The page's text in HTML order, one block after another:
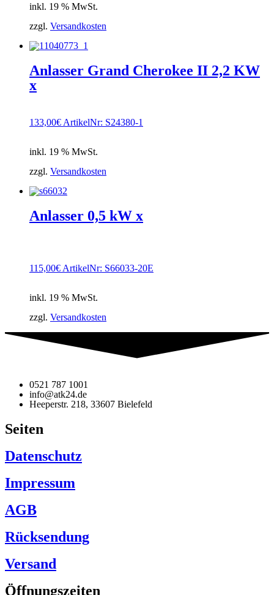
inkl. 19 % MwSt.
zzgl. Versandkosten
Anlasser Grand Cherokee II 2,2 KW
x
133,00€ArtikelNr: S24380-1
inkl. 19 % MwSt.
zzgl. Versandkosten
Anlasser 0,5 kW x
115,00€ ArtikelNr: S66033-20E
inkl. 19 % MwSt.
zzgl. Versandkosten
0521 787 1001
info@atk24.de
Heeperstr. 218, 33607 Bielefeld
Seiten
Datenschutz
Impressum
AGB
Rücksendung
Versand
Öffnungszeiten